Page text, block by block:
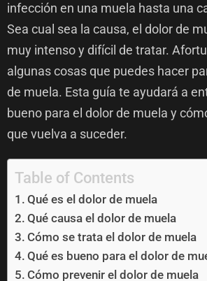
infección en una muela hasta una
Sea cual sea la causa, el dolor de
muy intenso y difícil de tratar.
algunas cosas que puedes hacer
de muela. Esta guía te ayudará a
bueno para el dolor de muela y
que vuelva a suceder.
Table of Contents
Qué es el dolor de muela
Qué causa el dolor de muela
Cómo se trata el dolor de muela
Qué es bueno para el dolor de
Cómo prevenir el dolor de muela